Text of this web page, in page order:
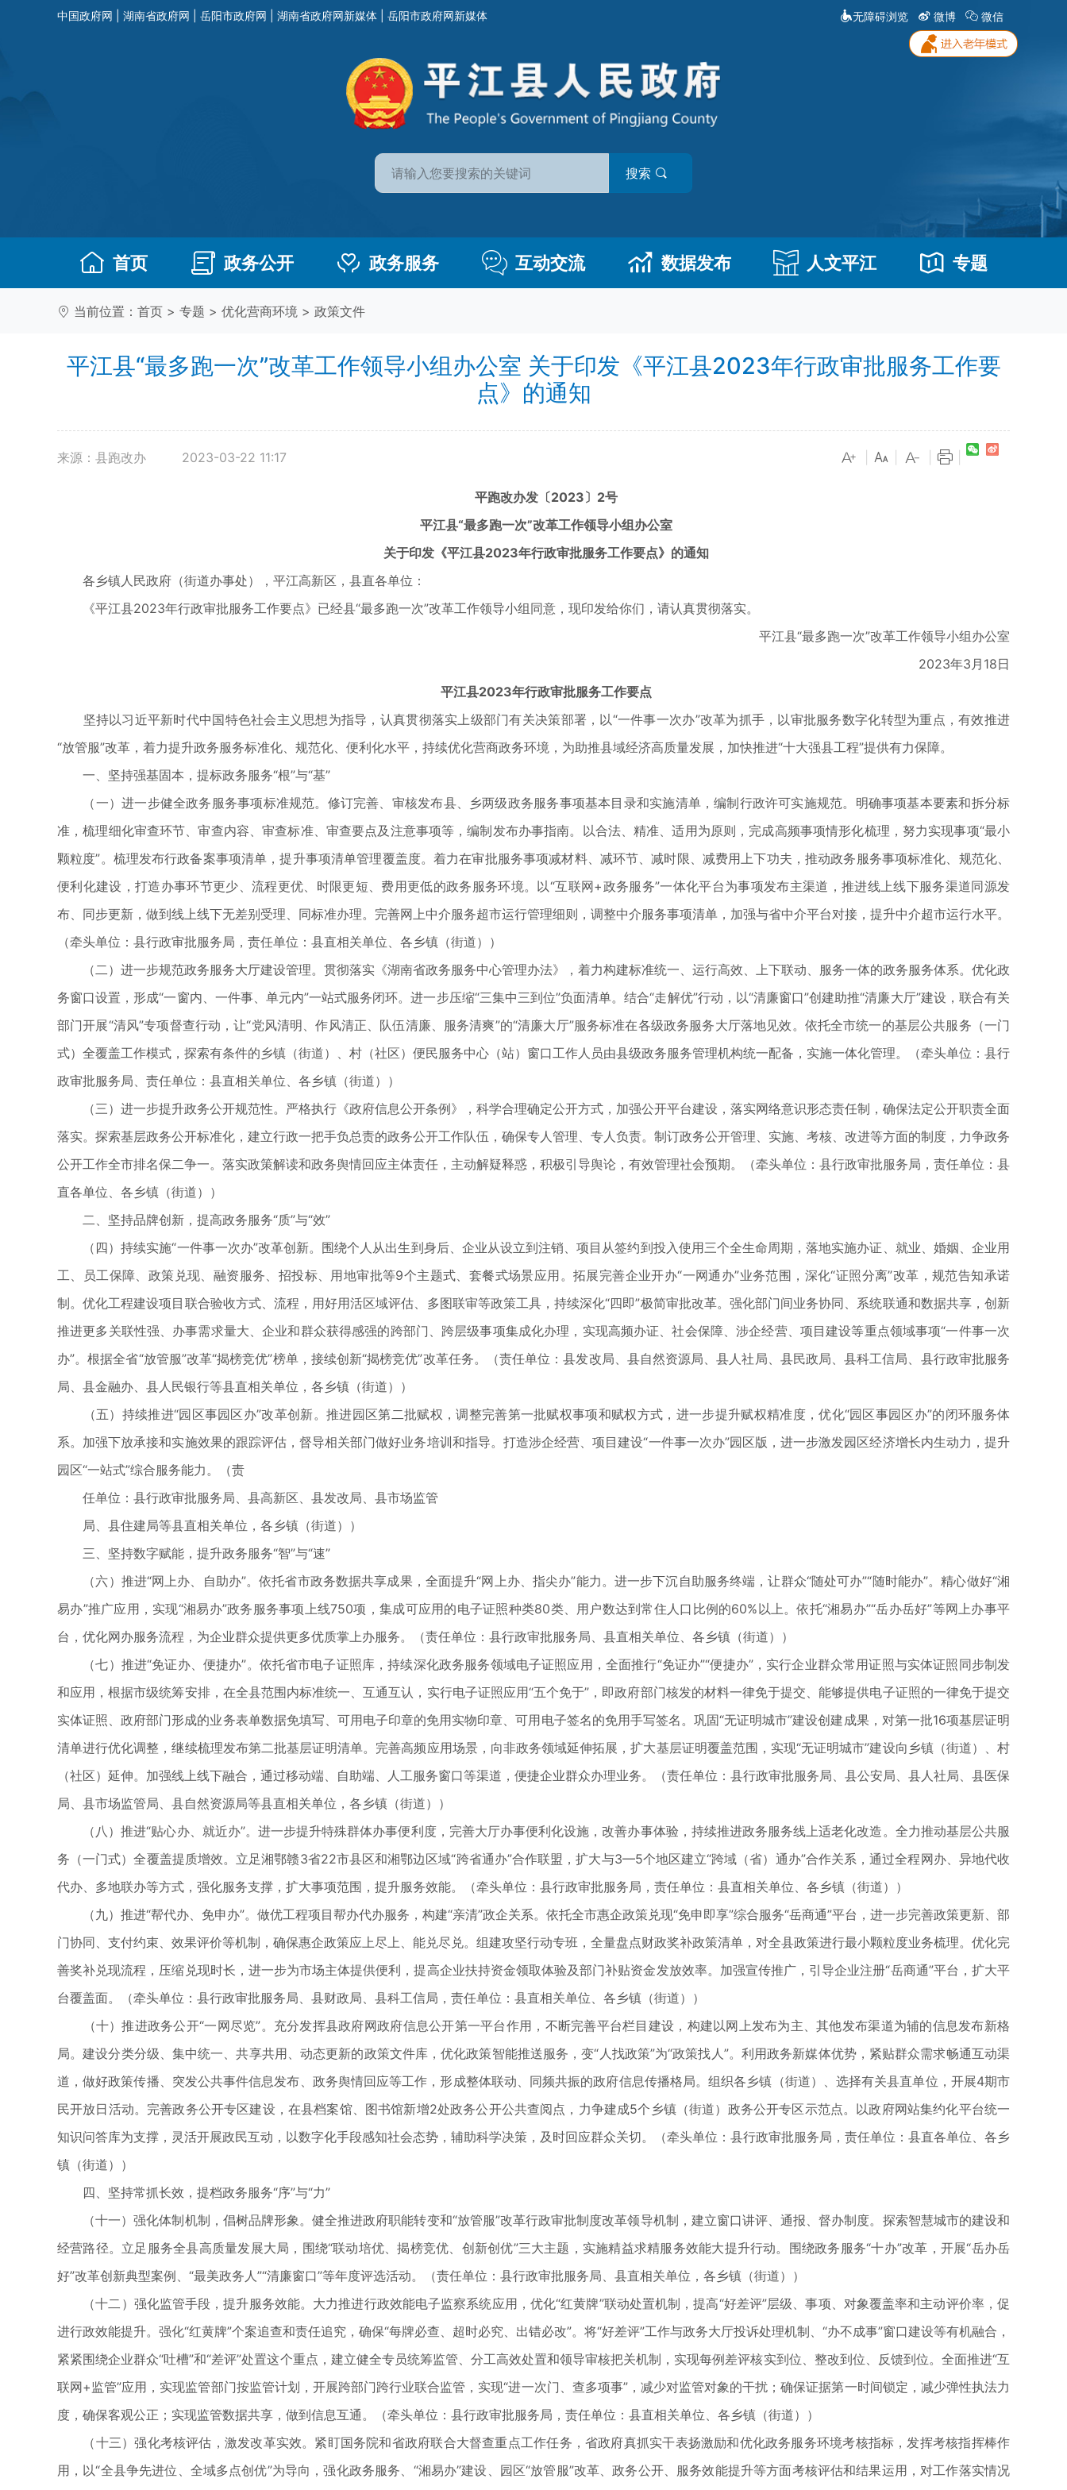
中国政府网 湖南省政府网 岳阳市政府网 湖南省政府网新媒体 岳阳市政府网新媒体 无障碍浏览 微博 微信
搜索
首页 政务公开 政务服务 互动交流 数据发布 人文平江 专题
当前位置： 首页 > 专题 > 优化营商环境 > 政策文件
平江县“最多跑一次”改革工作领导小组办公室 关于印发《平江县2023年行政审批服务工作要
点》的通知
来源：县跑改办 2023-03-22 11:17
平跑改办发〔2023〕2号
平江县“最多跑一次”改革工作领导小组办公室
关于印发《平江县2023年行政审批服务工作要点》的通知
各乡镇人民政府（街道办事处），平江高新区，县直各单位：
《平江县2023年行政审批服务工作要点》已经县“最多跑一次”改革工作领导小组同意，现印发给你们，请认真贯彻落实。
平江县“最多跑一次”改革工作领导小组办公室
2023年3月18日
平江县2023年行政审批服务工作要点
坚持以习近平新时代中国特色社会主义思想为指导，认真贯彻落实上级部门有关决策部署，以“一件事一次办”改革为抓手，以审批服务数字化转型为重点，有效推进
“放管服”改革，着力提升政务服务标准化、规范化、便利化水平，持续优化营商政务环境，为助推县域经济高质量发展，加快推进“十大强县工程”提供有力保障。
一、坚持强基固本，提标政务服务“根”与“基”
（一）进一步健全政务服务事项标准规范。修订完善、审核发布县、乡两级政务服务事项基本目录和实施清单，编制行政许可实施规范。明确事项基本要素和拆分标
准，梳理细化审查环节、审查内容、审查标准、审查要点及注意事项等，编制发布办事指南。以合法、精准、适用为原则，完成高频事项情形化梳理，努力实现事项“最小
颗粒度”。梳理发布行政备案事项清单，提升事项清单管理覆盖度。着力在审批服务事项减材料、减环节、减时限、减费用上下功夫，推动政务服务事项标准化、规范化、
便利化建设，打造办事环节更少、流程更优、时限更短、费用更低的政务服务环境。以“互联网+政务服务”一体化平台为事项发布主渠道，推进线上线下服务渠道同源发
布、同步更新，做到线上线下无差别受理、同标准办理。完善网上中介服务超市运行管理细则，调整中介服务事项清单，加强与省中介平台对接，提升中介超市运行水平。
（牵头单位：县行政审批服务局，责任单位：县直相关单位、各乡镇（街道））
（二）进一步规范政务服务大厅建设管理。贯彻落实《湖南省政务服务中心管理办法》，着力构建标准统一、运行高效、上下联动、服务一体的政务服务体系。优化政
务窗口设置，形成“一窗内、一件事、单元内”一站式服务闭环。进一步压缩“三集中三到位”负面清单。结合“走解优”行动，以“清廉窗口”创建助推“清廉大厅”建设，联合有关
部门开展“清风”专项督查行动，让“党风清明、作风清正、队伍清廉、服务清爽”的“清廉大厅”服务标准在各级政务服务大厅落地见效。依托全市统一的基层公共服务（一门
式）全覆盖工作模式，探索有条件的乡镇（街道）、村（社区）便民服务中心（站）窗口工作人员由县级政务服务管理机构统一配备，实施一体化管理。（牵头单位：县行
政审批服务局、责任单位：县直相关单位、各乡镇（街道））
（三）进一步提升政务公开规范性。严格执行《政府信息公开条例》，科学合理确定公开方式，加强公开平台建设，落实网络意识形态责任制，确保法定公开职责全面
落实。探索基层政务公开标准化，建立行政一把手负总责的政务公开工作队伍，确保专人管理、专人负责。制订政务公开管理、实施、考核、改进等方面的制度，力争政务
公开工作全市排名保二争一。落实政策解读和政务舆情回应主体责任，主动解疑释惑，积极引导舆论，有效管理社会预期。（牵头单位：县行政审批服务局，责任单位：县
直各单位、各乡镇（街道））
二、坚持品牌创新，提高政务服务“质”与“效”
（四）持续实施“一件事一次办”改革创新。围绕个人从出生到身后、企业从设立到注销、项目从签约到投入使用三个全生命周期，落地实施办证、就业、婚姻、企业用
工、员工保障、政策兑现、融资服务、招投标、用地审批等9个主题式、套餐式场景应用。拓展完善企业开办“一网通办”业务范围，深化“证照分离”改革，规范告知承诺
制。优化工程建设项目联合验收方式、流程，用好用活区域评估、多图联审等政策工具，持续深化“四即”极简审批改革。强化部门间业务协同、系统联通和数据共享，创新
推进更多关联性强、办事需求量大、企业和群众获得感强的跨部门、跨层级事项集成化办理，实现高频办证、社会保障、涉企经营、项目建设等重点领域事项“一件事一次
办”。根据全省“放管服”改革“揭榜竞优”榜单，接续创新“揭榜竞优”改革任务。（责任单位：县发改局、县自然资源局、县人社局、县民政局、县科工信局、县行政审批服务
局、县金融办、县人民银行等县直相关单位，各乡镇（街道））
（五）持续推进“园区事园区办”改革创新。推进园区第二批赋权，调整完善第一批赋权事项和赋权方式，进一步提升赋权精准度，优化“园区事园区办”的闭环服务体
系。加强下放承接和实施效果的跟踪评估，督导相关部门做好业务培训和指导。打造涉企经营、项目建设“一件事一次办”园区版，进一步激发园区经济增长内生动力，提升
园区“一站式”综合服务能力。（责
任单位：县行政审批服务局、县高新区、县发改局、县市场监管
局、县住建局等县直相关单位，各乡镇（街道））
三、坚持数字赋能，提升政务服务“智”与“速”
（六）推进“网上办、自助办”。依托省市政务数据共享成果，全面提升“网上办、指尖办”能力。进一步下沉自助服务终端，让群众“随处可办”“随时能办”。精心做好“湘
易办”推广应用，实现“湘易办”政务服务事项上线750项，集成可应用的电子证照种类80类、用户数达到常住人口比例的60%以上。依托“湘易办”“岳办岳好”等网上办事平
台，优化网办服务流程，为企业群众提供更多优质掌上办服务。（责任单位：县行政审批服务局、县直相关单位、各乡镇（街道））
（七）推进“免证办、便捷办”。依托省市电子证照库，持续深化政务服务领域电子证照应用，全面推行“免证办”“便捷办”，实行企业群众常用证照与实体证照同步制发
和应用，根据市级统筹安排，在全县范围内标准统一、互通互认，实行电子证照应用“五个免于”，即政府部门核发的材料一律免于提交、能够提供电子证照的一律免于提交
实体证照、政府部门形成的业务表单数据免填写、可用电子印章的免用实物印章、可用电子签名的免用手写签名。巩固“无证明城市”建设创建成果，对第一批16项基层证明
清单进行优化调整，继续梳理发布第二批基层证明清单。完善高频应用场景，向非政务领域延伸拓展，扩大基层证明覆盖范围，实现“无证明城市”建设向乡镇（街道）、村
（社区）延伸。加强线上线下融合，通过移动端、自助端、人工服务窗口等渠道，便捷企业群众办理业务。（责任单位：县行政审批服务局、县公安局、县人社局、县医保
局、县市场监管局、县自然资源局等县直相关单位，各乡镇（街道））
（八）推进“贴心办、就近办”。进一步提升特殊群体办事便利度，完善大厅办事便利化设施，改善办事体验，持续推进政务服务线上适老化改造。全力推动基层公共服
务（一门式）全覆盖提质增效。立足湘鄂赣3省22市县区和湘鄂边区域“跨省通办”合作联盟，扩大与3—5个地区建立“跨域（省）通办”合作关系，通过全程网办、异地代收
代办、多地联办等方式，强化服务支撑，扩大事项范围，提升服务效能。（牵头单位：县行政审批服务局，责任单位：县直相关单位、各乡镇（街道））
（九）推进“帮代办、免申办”。做优工程项目帮办代办服务，构建“亲清”政企关系。依托全市惠企政策兑现“免申即享”综合服务“岳商通”平台，进一步完善政策更新、部
门协同、支付约束、效果评价等机制，确保惠企政策应上尽上、能兑尽兑。组建攻坚行动专班，全量盘点财政奖补政策清单，对全县政策进行最小颗粒度业务梳理。优化完
善奖补兑现流程，压缩兑现时长，进一步为市场主体提供便利，提高企业扶持资金领取体验及部门补贴资金发放效率。加强宣传推广，引导企业注册“岳商通”平台，扩大平
台覆盖面。（牵头单位：县行政审批服务局、县财政局、县科工信局，责任单位：县直相关单位、各乡镇（街道））
（十）推进政务公开“一网尽览”。充分发挥县政府网政府信息公开第一平台作用，不断完善平台栏目建设，构建以网上发布为主、其他发布渠道为辅的信息发布新格
局。建设分类分级、集中统一、共享共用、动态更新的政策文件库，优化政策智能推送服务，变“人找政策”为“政策找人”。利用政务新媒体优势，紧贴群众需求畅通互动渠
道，做好政策传播、突发公共事件信息发布、政务舆情回应等工作，形成整体联动、同频共振的政府信息传播格局。组织各乡镇（街道）、选择有关县直单位，开展4期市
民开放日活动。完善政务公开专区建设，在县档案馆、图书馆新增2处政务公开公共查阅点，力争建成5个乡镇（街道）政务公开专区示范点。以政府网站集约化平台统一
知识问答库为支撑，灵活开展政民互动，以数字化手段感知社会态势，辅助科学决策，及时回应群众关切。（牵头单位：县行政审批服务局，责任单位：县直各单位、各乡
镇（街道））
四、坚持常抓长效，提档政务服务“序”与“力”
（十一）强化体制机制，倡树品牌形象。健全推进政府职能转变和“放管服”改革行政审批制度改革领导机制，建立窗口讲评、通报、督办制度。探索智慧城市的建设和
经营路径。立足服务全县高质量发展大局，围绕“联动培优、揭榜竞优、创新创优”三大主题，实施精益求精服务效能大提升行动。围绕政务服务“十办”改革，开展“岳办岳
好”改革创新典型案例、“最美政务人”“清廉窗口”等年度评选活动。（责任单位：县行政审批服务局、县直相关单位，各乡镇（街道））
（十二）强化监管手段，提升服务效能。大力推进行政效能电子监察系统应用，优化“红黄牌”联动处置机制，提高“好差评”层级、事项、对象覆盖率和主动评价率，促
进行政效能提升。强化“红黄牌”个案追查和责任追究，确保“每牌必查、超时必究、出错必改”。将“好差评”工作与政务大厅投诉处理机制、“办不成事”窗口建设等有机融合，
紧紧围绕企业群众“吐槽”和“差评”处置这个重点，建立健全专员统筹监管、分工高效处置和领导审核把关机制，实现每例差评核实到位、整改到位、反馈到位。全面推进“互
联网+监管”应用，实现监管部门按监管计划，开展跨部门跨行业联合监管，实现“进一次门、查多项事”，减少对监管对象的干扰；确保证据第一时间锁定，减少弹性执法力
度，确保客观公正；实现监管数据共享，做到信息互通。（牵头单位：县行政审批服务局，责任单位：县直相关单位、各乡镇（街道））
（十三）强化考核评估，激发改革实效。紧盯国务院和省政府联合大督查重点工作任务，省政府真抓实干表扬激励和优化政务服务环境考核指标，发挥考核指挥棒作
用，以“全县争先进位、全域多点创优”为导向，强化政务服务、“湘易办”建设、园区“放管服”改革、政务公开、服务效能提升等方面考核评估和结果运用，对工作落实情况